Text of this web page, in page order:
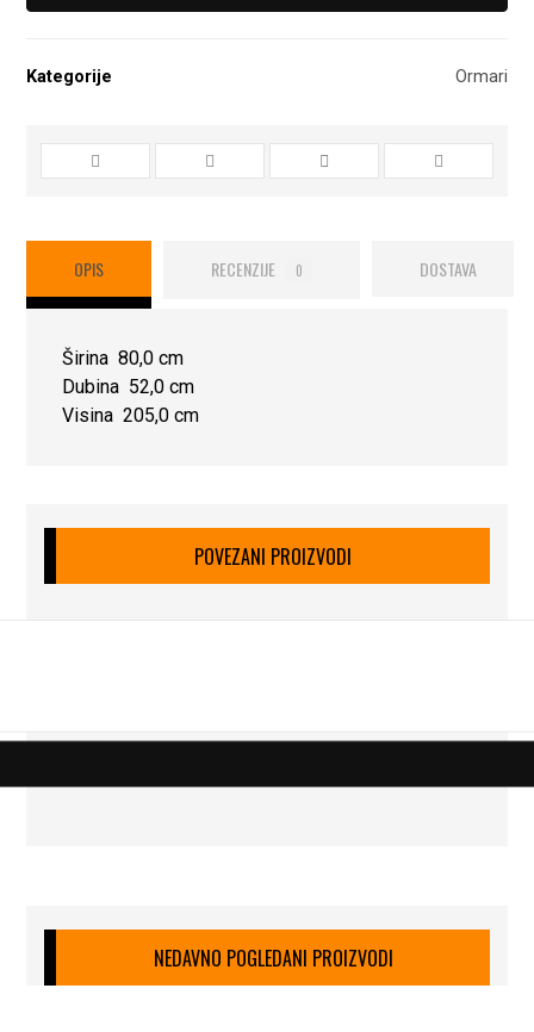
Kategorije Ormari
OPIS RECENZIJE 0 DOSTAVA
Širina 80,0 cm
Dubina 52,0 cm
Visina 205,0 cm
POVEZANI PROIZVODI
NEDAVNO POGLEDANI PROIZVODI